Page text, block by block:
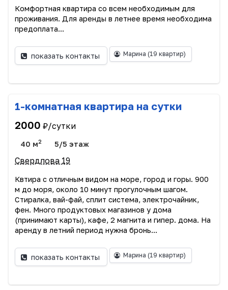
Комфортная квартира со всем необходимым для
проживания. Для аренды в летнее время необходима
предоплата...
показать контакты Марина (19 квартир)
1-комнатная квартира на сутки
2000 ₽/сутки
40 м2 5/5 этаж
Свердлова 19
Квтира с отличным видом на море, город и горы. 900
м до моря, около 10 минут прогулочным шагом.
Стиралка, вай-фай, сплит система, электрочайник,
фен. Много продуктовых магазинов у дома
(принимают карты), кафе, 2 магнита и гипер. дома. На
аренду в летний период нужна бронь...
показать контакты Марина (19 квартир)